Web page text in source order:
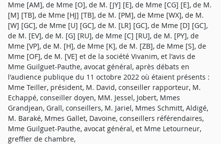
Mme [AM], de Mme [O], de M. [JY] [E], de Mme [CG] [E], de M.
[M] [TB], de Mme [HJ] [TB], de M. [PM], de Mme [WX], de M.
[W] [GC], de Mme [U] [GC], de M. [LR] [GC], de Mme [D] [GC],
de M. [EV], de M. [G] [RU], de Mme [C] [RU], de M. [PY], de
Mme [VP], de M. [H], de Mme [K], de M. [ZB], de Mme [S], de
Mme [OF], de M. [VE] et de la société Vivanim, et l'avis de
Mme Guilguet-Pauthe, avocat général, après débats en
l'audience publique du 11 octobre 2022 où étaient présents :
Mme Teiller, président, M. David, conseiller rapporteur, M.
Echappé, conseiller doyen, MM. Jessel, Jobert, Mmes
Grandjean, Grall, conseillers, M. Jariel, Mmes Schmitt, Aldigé,
M. Baraké, Mmes Gallet, Davoine, conseillers référendaires,
Mme Guilguet-Pauthe, avocat général, et Mme Letourneur,
greffier de chambre,